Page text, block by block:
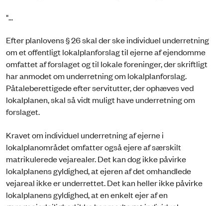
"...
Efter planlovens § 26 skal der ske individuel underretning
om et offentligt lokalplanforslag til ejerne af ejendomme
omfattet af forslaget og til lokale foreninger, der skriftligt
har anmodet om underretning om lokalplanforslag.
Påtaleberettigede efter servitutter, der ophæves ved
lokalplanen, skal så vidt muligt have underretning om
forslaget.
Kravet om individuel underretning af ejerne i
lokalplanområdet omfatter også ejere af særskilt
matrikulerede vejarealer. Det kan dog ikke påvirke
lokalplanens gyldighed, at ejeren af det omhandlede
vejareal ikke er underrettet. Det kan heller ikke påvirke
lokalplanens gyldighed, at en enkelt ejer af en